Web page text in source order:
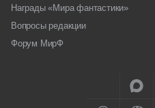
Награды «Мира фантастики»
Вопросы редакции
Форум МирФ